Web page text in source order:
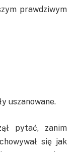
prawdziwym
uszanowane.
pytać, zanim
się jak